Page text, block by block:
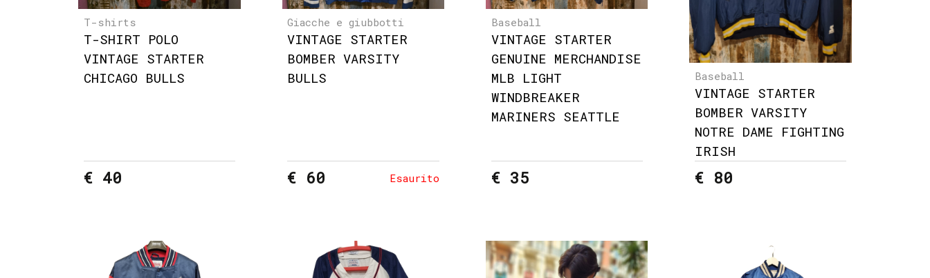
T-shirts
T-SHIRT POLO
VINTAGE STARTER
CHICAGO BULLS
€ 40
Giacche e giubbotti
VINTAGE STARTER
BOMBER VARSITY
BULLS
€ 60 Esaurito
Baseball
VINTAGE STARTER
GENUINE MERCHANDISE
MLB LIGHT
WINDBREAKER
MARINERS SEATTLE
€ 35
Baseball
VINTAGE STARTER
BOMBER VARSITY
NOTRE DAME FIGHTING
IRISH
€ 80